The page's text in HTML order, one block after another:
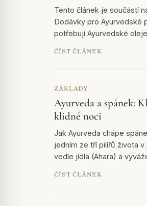
Tento článek je součástí
Dodávky pro Ayurvedské
potřebují Ayurvedské
ČÍST ČLÁNEK
ZÁKLADY
Ayurveda a spánek:
klidné noci
Jak Ayurveda chápe
jedním ze tří pilířů života v
vedle jídla (Ahara) a
ČÍST ČLÁNEK